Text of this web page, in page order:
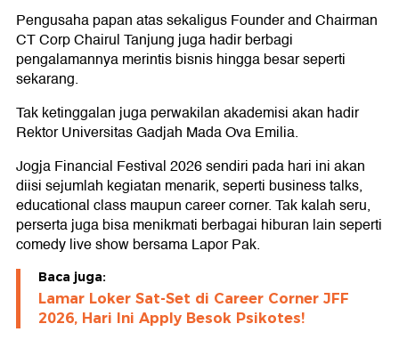
Pengusaha papan atas sekaligus Founder and Chairman
CT Corp Chairul Tanjung juga hadir berbagi
pengalamannya merintis bisnis hingga besar seperti
sekarang.
Tak ketinggalan juga perwakilan akademisi akan hadir
Rektor Universitas Gadjah Mada Ova Emilia.
Jogja Financial Festival 2026 sendiri pada hari ini akan
diisi sejumlah kegiatan menarik, seperti business talks,
educational class maupun career corner. Tak kalah seru,
perserta juga bisa menikmati berbagai hiburan lain seperti
comedy live show bersama Lapor Pak.
Baca juga:
Lamar Loker Sat-Set di Career Corner JFF
2026, Hari Ini Apply Besok Psikotes!